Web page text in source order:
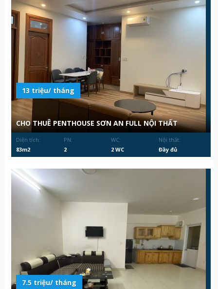
13 triệu/ tháng
CHO THUÊ PENTHOUSE SƠN AN FULL NỘI THẤT
Diện tích:
83m2
PN:
2
WC:
2 WC
Nội thất:
Đầy đủ
7.5 triệu/ tháng